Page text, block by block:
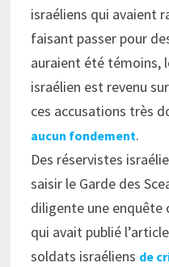
israéliens qui avaient
faisant passer pour
auraient été témoins,
israélien est revenu
ces accusations très
aucun fondement.
Des réservistes
saisir le Garde des
diligente une
qui avait publié
soldats israéliens de